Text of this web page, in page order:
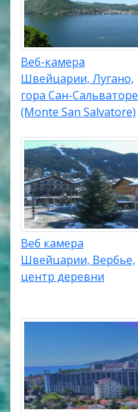
Веб-камера
Швейцарии, Лугано,
гора Сан-Сальваторе
(Monte San Salvatore)
Веб камера
Швейцарии, Вербье,
центр деревни